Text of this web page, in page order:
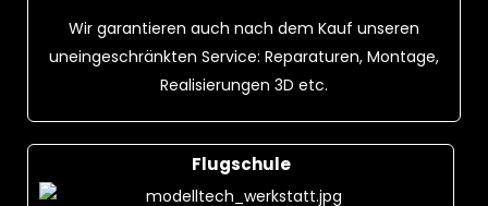
Wir garantieren auch nach dem Kauf unseren
uneingeschränkten Service: Reparaturen, Montage,
Realisierungen 3D etc.
Flugschule